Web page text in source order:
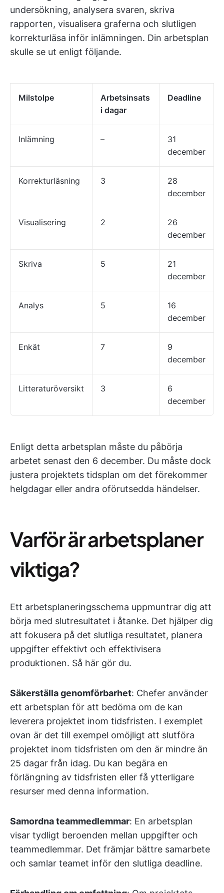
undersökning, analysera svaren, skriva
rapporten, visualisera graferna och slutligen
korrekturläsa inför inlämningen. Din arbetsplan
skulle se ut enligt följande.
Milstolpe
Arbetsinsats
i dagar
Deadline
Inlämning –
31
december
Korrekturläsning 3
28
december
Visualisering 2
26
december
Skriva 5
21
december
Analys 5
16
december
Enkät 7
9
december
Litteraturöversikt 3
6
december
Enligt detta arbetsplan måste du påbörja
arbetet senast den 6 december. Du måste dock
justera projektets tidsplan om det förekommer
helgdagar eller andra oförutsedda händelser.
Varför är arbetsplaner
viktiga?
Ett arbetsplaneringsschema uppmuntrar dig att
börja med slutresultatet i åtanke. Det hjälper dig
att fokusera på det slutliga resultatet, planera
uppgifter effektivt och effektivisera
produktionen. Så här gör du.
Säkerställa genomförbarhet: Chefer använder
ett arbetsplan för att bedöma om de kan
leverera projektet inom tidsfristen. I exemplet
ovan är det till exempel omöjligt att slutföra
projektet inom tidsfristen om den är mindre än
25 dagar från idag. Du kan begära en
förlängning av tidsfristen eller få ytterligare
resurser med denna information.
Samordna teammedlemmar: En arbetsplan
visar tydligt beroenden mellan uppgifter och
teammedlemmar. Det främjar bättre samarbete
och samlar teamet inför den slutliga deadline.